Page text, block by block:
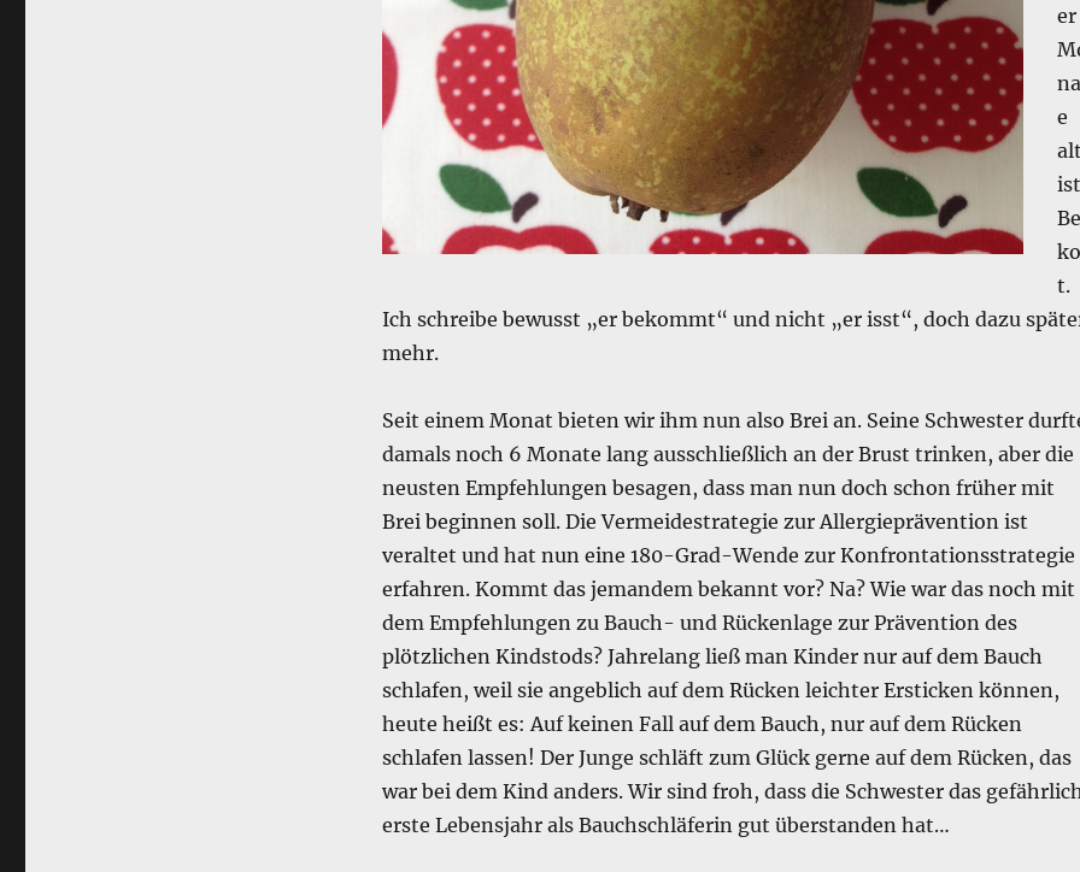
er
e
alt
ist
t.
Ich schreibe bewusst „er bekommt“ und nicht „er isst“, doch dazu
mehr.
Seit einem Monat bieten wir ihm nun also Brei an. Seine Schwester
damals noch 6 Monate lang ausschließlich an der Brust trinken, aber die
neusten Empfehlungen besagen, dass man nun doch schon früher mit
Brei beginnen soll. Die Vermeidestrategie zur Allergieprävention ist
veraltet und hat nun eine 180-Grad-Wende zur Konfrontationsstrategie
erfahren. Kommt das jemandem bekannt vor? Na? Wie war das noch mit
dem Empfehlungen zu Bauch- und Rückenlage zur Prävention des
plötzlichen Kindstods? Jahrelang ließ man Kinder nur auf dem Bauch
schlafen, weil sie angeblich auf dem Rücken leichter Ersticken können,
heute heißt es: Auf keinen Fall auf dem Bauch, nur auf dem Rücken
schlafen lassen! Der Junge schläft zum Glück gerne auf dem Rücken, das
war bei dem Kind anders. Wir sind froh, dass die Schwester das
erste Lebensjahr als Bauchschläferin gut überstanden hat…